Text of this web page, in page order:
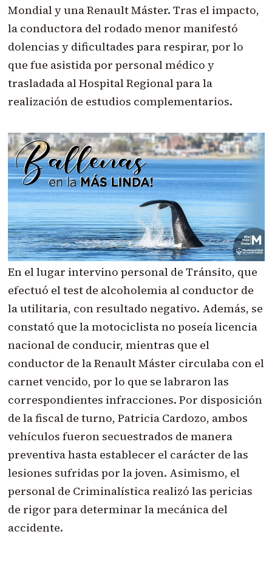
Mondial y una Renault Máster. Tras el impacto,
la conductora del rodado menor manifestó
dolencias y dificultades para respirar, por lo
que fue asistida por personal médico y
trasladada al Hospital Regional para la
realización de estudios complementarios.
En el lugar intervino personal de Tránsito, que
efectuó el test de alcoholemia al conductor de
la utilitaria, con resultado negativo. Además, se
constató que la motociclista no poseía licencia
nacional de conducir, mientras que el
conductor de la Renault Máster circulaba con el
carnet vencido, por lo que se labraron las
correspondientes infracciones. Por disposición
de la fiscal de turno, Patricia Cardozo, ambos
vehículos fueron secuestrados de manera
preventiva hasta establecer el carácter de las
lesiones sufridas por la joven. Asimismo, el
personal de Criminalística realizó las pericias
de rigor para determinar la mecánica del
accidente.